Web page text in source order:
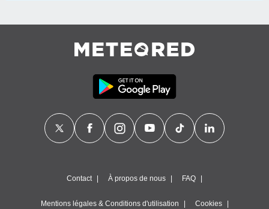
Contact À propos de nous FAQ
Mentions légales & Conditions d'utilisation Cookies